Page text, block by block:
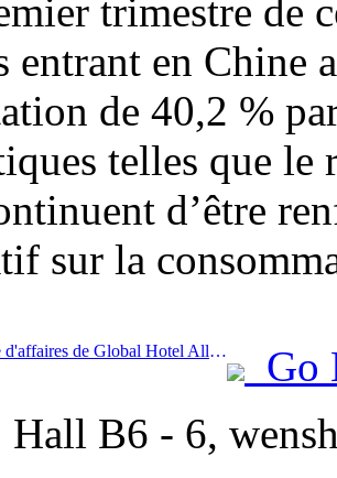
trimestre de
entrant en
de 40,2 %
telles que le
d’être
sur la
Prev:Le chiffre d'affaires de Global Hotel Alliance augmentera de 15 % au premier trimestre 2025
Go
Hall B6 - 6,